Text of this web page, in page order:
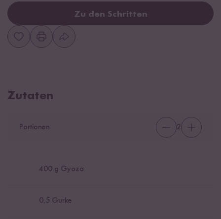
Zu den Schritten
Zutaten
Portionen 2
400 g Gyoza
0,5 Gurke